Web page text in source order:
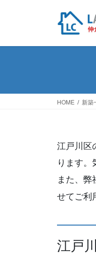
HOME 新築
江戸川区
ります
また、
せてご利
江戸